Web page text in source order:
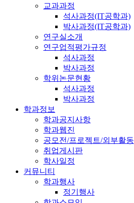
교과과정
석사과정(IT공학과)
박사과정(IT공학과)
연구실소개
연구업적평가규정
석사과정
박사과정
학위논문현황
석사과정
박사과정
학과정보
학과공지사항
학과웹진
공모전/프로젝트/외부활동
취업게시판
학사일정
커뮤니티
학과행사
정기행사